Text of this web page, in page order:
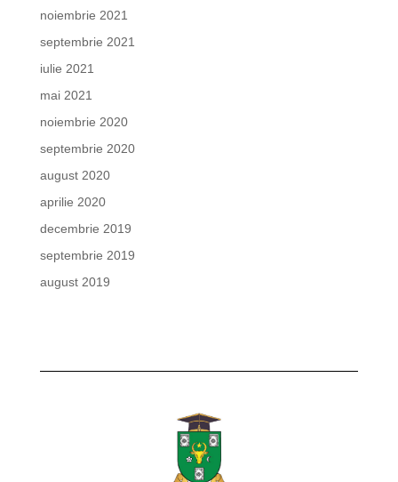
noiembrie 2021
septembrie 2021
iulie 2021
mai 2021
noiembrie 2020
septembrie 2020
august 2020
aprilie 2020
decembrie 2019
septembrie 2019
august 2019